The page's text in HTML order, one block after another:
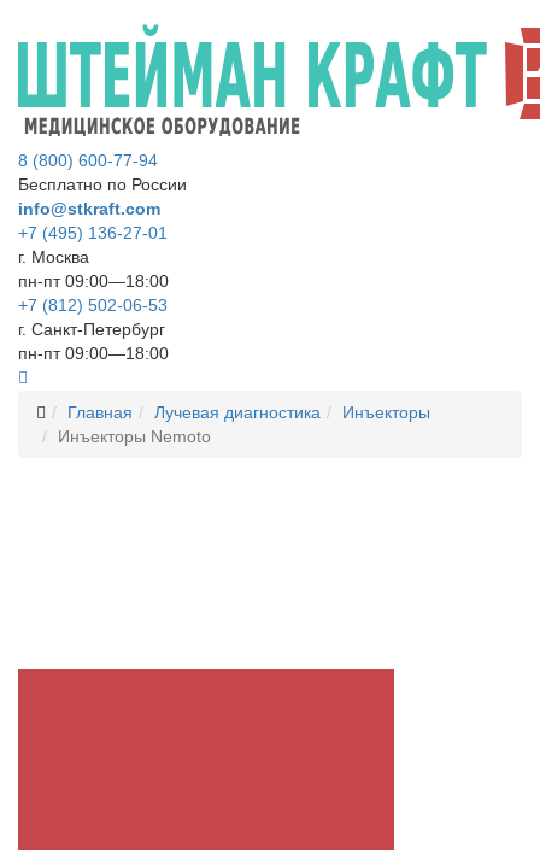
8 (800) 600-77-94
Бесплатно по России
info@stkraft.com
+7 (495) 136-27-01
г. Москва
пн-пт 09:00—18:00
+7 (812) 502-06-53
г. Санкт-Петербург
пн-пт 09:00—18:00
Главная Лучевая диагностика
Инъекторы
Инъекторы Nemoto